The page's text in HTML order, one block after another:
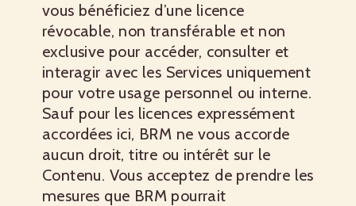
vous bénéficiez d’une licence
révocable, non transférable et non
exclusive pour accéder, consulter et
interagir avec les Services uniquement
pour votre usage personnel ou interne.
Sauf pour les licences expressément
accordées ici, BRM ne vous accorde
aucun droit, titre ou intérêt sur le
Contenu. Vous acceptez de prendre les
mesures que BRM pourrait